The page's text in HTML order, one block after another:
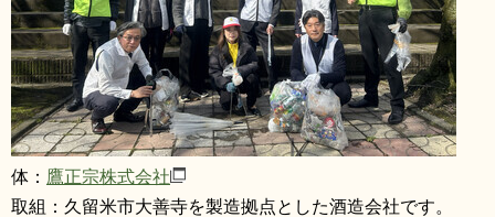
体： 鷹正宗株式会社
取組：久留米市大善寺を製造拠点とした酒造会社です。